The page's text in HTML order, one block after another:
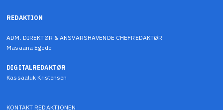
REDAKTION
ADM. DIREKTØR & ANSVARSHAVENDE CHEFREDAKTØR
Masaana Egede
DIGITALREDAKTØR
Kassaaluk Kristensen
KONTAKT REDAKTIONEN